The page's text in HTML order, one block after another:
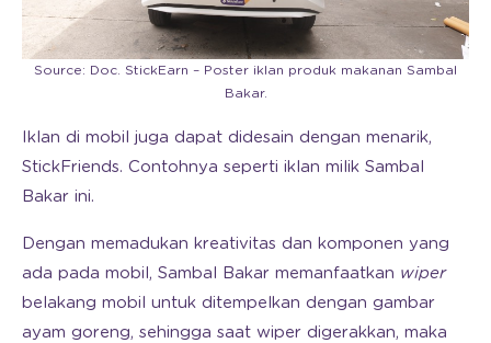
Source: Doc. StickEarn – Poster iklan produk makanan Sambal
Bakar.
Iklan di mobil juga dapat didesain dengan menarik,
StickFriends. Contohnya seperti iklan milik Sambal
Bakar ini.
Dengan memadukan kreativitas dan komponen yang
ada pada mobil, Sambal Bakar memanfaatkan wiper
belakang mobil untuk ditempelkan dengan gambar
ayam goreng, sehingga saat wiper digerakkan, maka